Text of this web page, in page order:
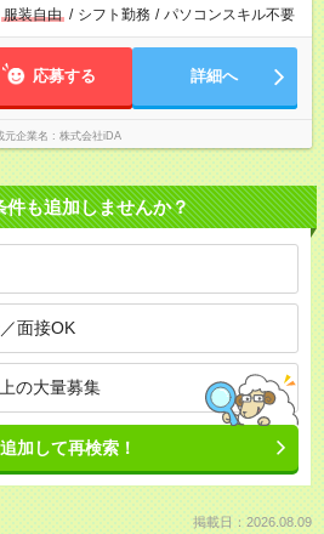
服装自由 / シフト勤務 / パソコンスキル不要
応募する 詳細へ
元企業名 株式会社iDA
件も追加しませんか？
面接OK
の大量募集
追加して再検索！
掲載日：2026.08.09